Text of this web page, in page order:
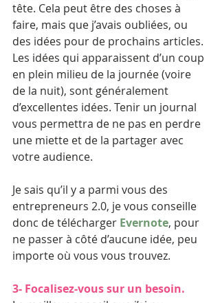
tête. Cela peut être des choses à
faire, mais que j’avais oubliées, ou
des idées pour de prochains articles.
Les idées qui apparaissent d’un coup
en plein milieu de la journée (voire
de la nuit), sont généralement
d’excellentes idées. Tenir un journal
vous permettra de ne pas en perdre
une miette et de la partager avec
votre audience.
Je sais qu’il y a parmi vous des
entrepreneurs 2.0, je vous conseille
donc de télécharger Evernote, pour
ne passer à côté d’aucune idée, peu
importe où vous vous trouvez.
3- Focalisez-vous sur un besoin.